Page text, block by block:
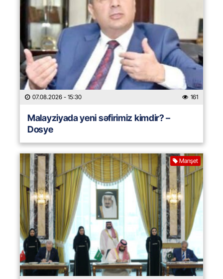
07.08.2026 - 15:30 161
Malayziyada yeni səfirimiz kimdir? –
Dosye
Manşet